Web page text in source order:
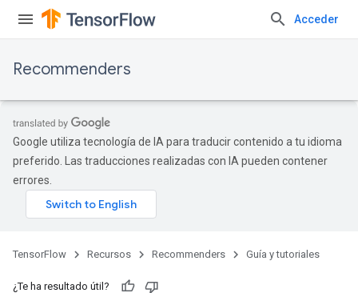
Acceder
Recommenders
Google utiliza tecnología de IA para traducir contenido a tu idioma
preferido. Las traducciones realizadas con IA pueden contener
errores.
TensorFlow Recursos Recommenders Guía y tutoriales
¿Te ha resultado útil?